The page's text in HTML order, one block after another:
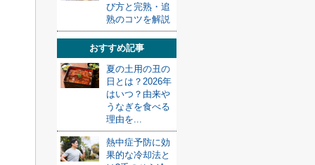
び方と完熟・追
熟のコツを解説
おすすめ記事
夏の土用の丑の
日とは？2026年
はいつ？由来や
うなぎを食べる
理由を...
熱中症予防に効
果的な冷却法と